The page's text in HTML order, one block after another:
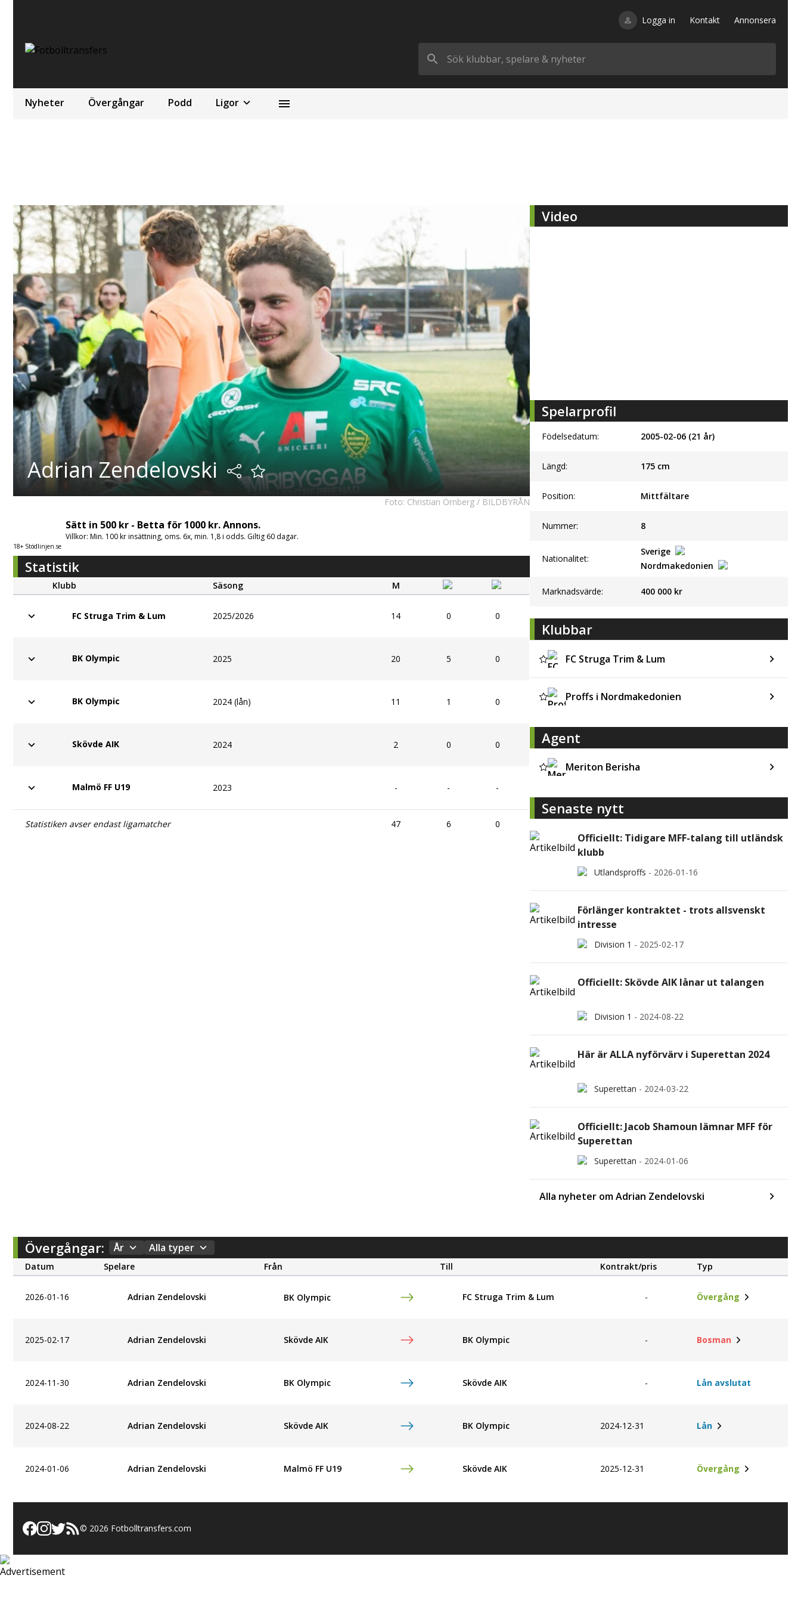
Logga in Kontakt Annonsera
Nyheter Övergångar Podd Ligor
Adrian Zendelovski
Foto: Christian Örnberg / BILDBYRÅN
18+ Stödlinjen.se
Sätt in 500 kr - Betta för 1000 kr. Annons.
Villkor: Min. 100 kr insättning, oms. 6x, min. 1,8 i odds. Giltig 60 dagar.
Statistik
Klubb Säsong M
FC Struga Trim & Lum 2025/2026 14 0 0
BK Olympic 2025 20 5 0
BK Olympic 2024 (lån) 11 1 0
Skövde AIK 2024 2 0 0
Malmö FF U19 2023 - - -
Statistiken avser endast ligamatcher 47 6 0
Video
Spelarprofil
Födelsedatum: 2005-02-06 (21 år)
Längd: 175cm
Position: Mittfältare
Nummer: 8
Nationalitet:
Sverige
Nordmakedonien
Marknadsvärde: 400 000 kr
Klubbar
FC Struga Trim & Lum
Proffs i Nordmakedonien
Agent
Meriton Berisha
Senaste nytt
Officiellt: Tidigare MFF-talang till utländsk
klubb
Utlandsproffs - 2026-01-16
Förlänger kontraktet - trots allsvenskt
intresse
Division 1 - 2025-02-17
Officiellt: Skövde AIK lånar ut talangen
Division 1 - 2024-08-22
Här är ALLA nyförvärv i Superettan 2024
Superettan - 2024-03-22
Officiellt: Jacob Shamoun lämnar MFF för
Superettan
Superettan - 2024-01-06
Alla nyheter om Adrian Zendelovski
Övergångar: År Alla typer
Datum Spelare Från Till Kontrakt/pris Typ
2026-01-16 Adrian Zendelovski BK Olympic FC Struga Trim & Lum - Övergång
2025-02-17 Adrian Zendelovski Skövde AIK BK Olympic - Bosman
2024-11-30 Adrian Zendelovski BK Olympic Skövde AIK - Lån avslutat
2024-08-22 Adrian Zendelovski Skövde AIK BK Olympic 2024-12-31 Lån
2024-01-06 Adrian Zendelovski Malmö FF U19 Skövde AIK 2025-12-31 Övergång
© 2026 Fotbolltransfers.com